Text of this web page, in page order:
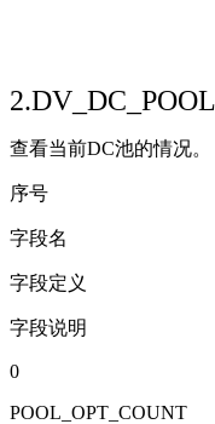
查看当前DC池的情况。
序号
字段名
字段定义
字段说明
0
POOL_OPT_COUNT